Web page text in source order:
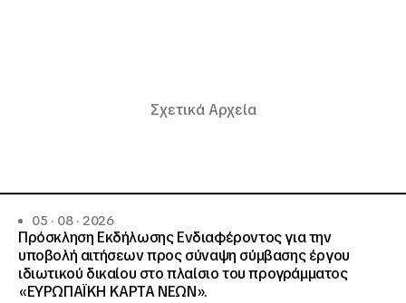
Σχετικά Αρχεία
05 · 08 · 2026
Πρόσκληση Εκδήλωσης Ενδιαφέροντος για την
υποβολή αιτήσεων προς σύναψη σύμβασης έργου
ιδιωτικού δικαίου στο πλαίσιο του προγράμματος
«ΕΥΡΩΠΑΪΚΗ ΚΑΡΤΑ ΝΕΩΝ».